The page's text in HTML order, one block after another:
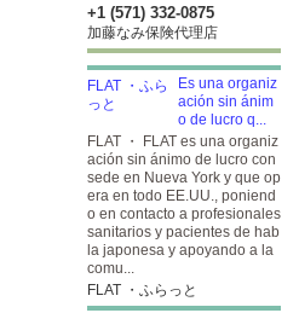
+1 (571) 332-0875
加藤なみ保険代理店
Es una organiz
ación sin ánim
o de lucro q...
FLAT ・ FLAT es una organiz
ación sin ánimo de lucro con
sede en Nueva York y que op
era en todo EE.UU., poniend
o en contacto a profesionales
sanitarios y pacientes de hab
la japonesa y apoyando a la
comu...
FLAT ・ふらっと